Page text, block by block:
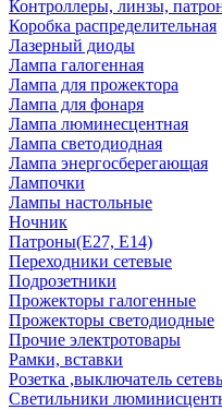
Контроллеры, линзы,
Коробка распределительная
Лазерный диоды
Лампа галогенная
Лампа для прожектора
Лампа для фонаря
Лампа люминесцентная
Лампа светодиодная
Лампа энергосберегающая
Лампочки
Лампы настольные
Ночник
Патроны(Е27, Е14)
Переходники сетевые
Подрозетники
Прожекторы галогенные
Прожекторы светодиодные
Прочие электротовары
Рамки, вставки
Розетка ,выключатель
Светильники